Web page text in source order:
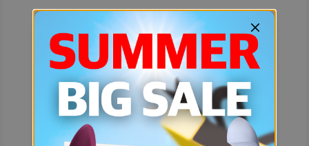
예상치 못한 에러입니다.